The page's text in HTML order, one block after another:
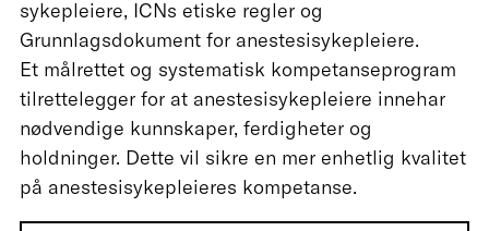
sykepleiere, ICNs etiske regler og
Grunnlagsdokument for anestesisykepleiere.
Et målrettet og systematisk kompetanseprogram
tilrettelegger for at anestesisykepleiere innehar
nødvendige kunnskaper, ferdigheter og
holdninger. Dette vil sikre en mer enhetlig kvalitet
på anestesisykepleieres kompetanse.